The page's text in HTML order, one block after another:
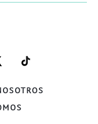
–
WELIFE–